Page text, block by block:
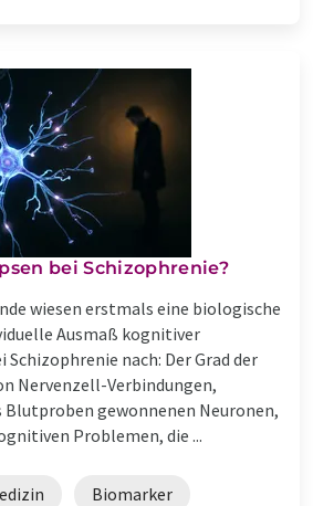
bei Schizophrenie?
wiesen erstmals eine biologische
Ausmaß kognitiver
Schizophrenie nach: Der Grad der
Nervenzell-Verbindungen,
Blutproben gewonnenen Neuronen,
Problemen, die ...
Biomarker